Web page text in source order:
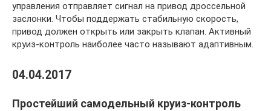
управления отправляет сигнал на привод дроссельной
заслонки. Чтобы поддержать стабильную скорость,
привод должен открыть или закрыть клапан. Активный
круиз-контроль наиболее часто называют адаптивным.
04.04.2017
Простейший самодельный круиз-контроль